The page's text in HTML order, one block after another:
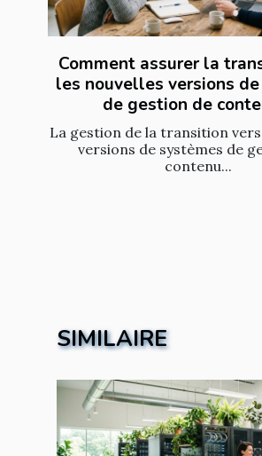
Comment assurer la
les nouvelles versions
de gestion de
La gestion de la transition
versions de systèmes de
contenu...
SIMILAIRE